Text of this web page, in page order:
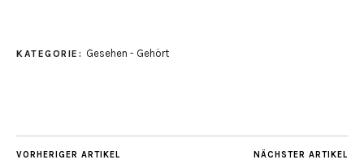
KATEGORIE: Gesehen - Gehört
VORHERIGER ARTIKEL NÄCHSTER ARTIKEL